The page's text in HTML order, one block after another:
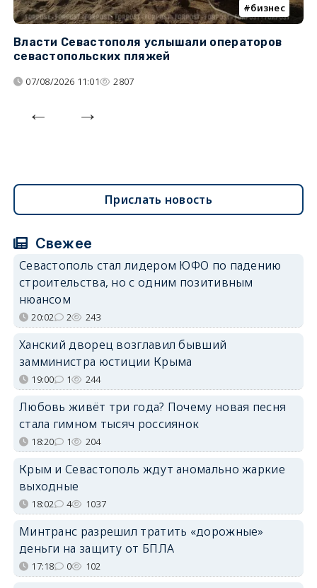
бизнес
Власти Севастополя услышали операторов
севастопольских пляжей
07/08/2026 11:01 2807
Прислать новость
Свежее
Севастополь стал лидером ЮФО по падению
строительства, но с одним позитивным
нюансом
20:02 2 243
Ханский дворец возглавил бывший
замминистра юстиции Крыма
19:00 1 244
Любовь живёт три года? Почему новая песня
стала гимном тысяч россиянок
18:20 1 204
Крым и Севастополь ждут аномально жаркие
выходные
18:02 4 1037
Минтранс разрешил тратить «дорожные»
деньги на защиту от БПЛА
17:18 0 102